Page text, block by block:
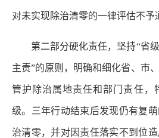
对未实现除治清零的一律评估不予
第二部分硬化责任，坚持“省级
主责”的原则，明确和细化省、市
管护除治属地责任和部门责任，
级。三年行动结束后发现仍有复
治清零，并对因责任落实不到位